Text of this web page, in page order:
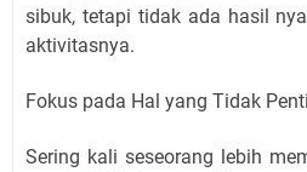
sibuk, tetapi tidak ada hasil
aktivitasnya.
Fokus pada Hal yang Tidak
Sering kali seseorang lebih